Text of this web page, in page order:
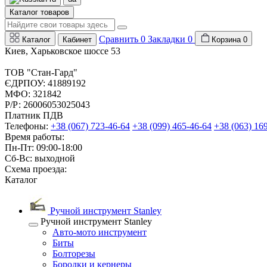
Каталог товаров
Каталог Кабинет Сравнить 0 Закладки 0 Корзина 0
Киев, Харьковское шоссе 53
ТОВ "Стан-Гард"
ЄДРПОУ: 41889192
МФО: 321842
Р/Р: 26006053025043
Платник ПДВ
Телефоны: +38 (067) 723-46-64 +38 (099) 465-46-64 +38 (063)
Время работы:
Пн-Пт: 09:00-18:00
Сб-Вс: выходной
Схема проезда:
Каталог
Ручной инструмент Stanley
Ручной инструмент Stanley
Авто-мото инструмент
Биты
Болторезы
Бородки и кернеры